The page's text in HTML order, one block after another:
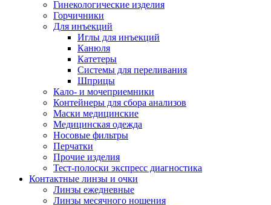
Гинекологические изделия
Горчичники
Для инъекций
Иглы для инъекций
Канюля
Катетеры
Системы для переливания
Шприцы
Кало- и мочеприемники
Контейнеры для сбора анализов
Маски медицинские
Медицинская одежда
Носовые фильтры
Перчатки
Прочие изделия
Тест-полоски экспресс диагностика
Контактные линзы и очки
Линзы ежедневные
Линзы месячного ношения